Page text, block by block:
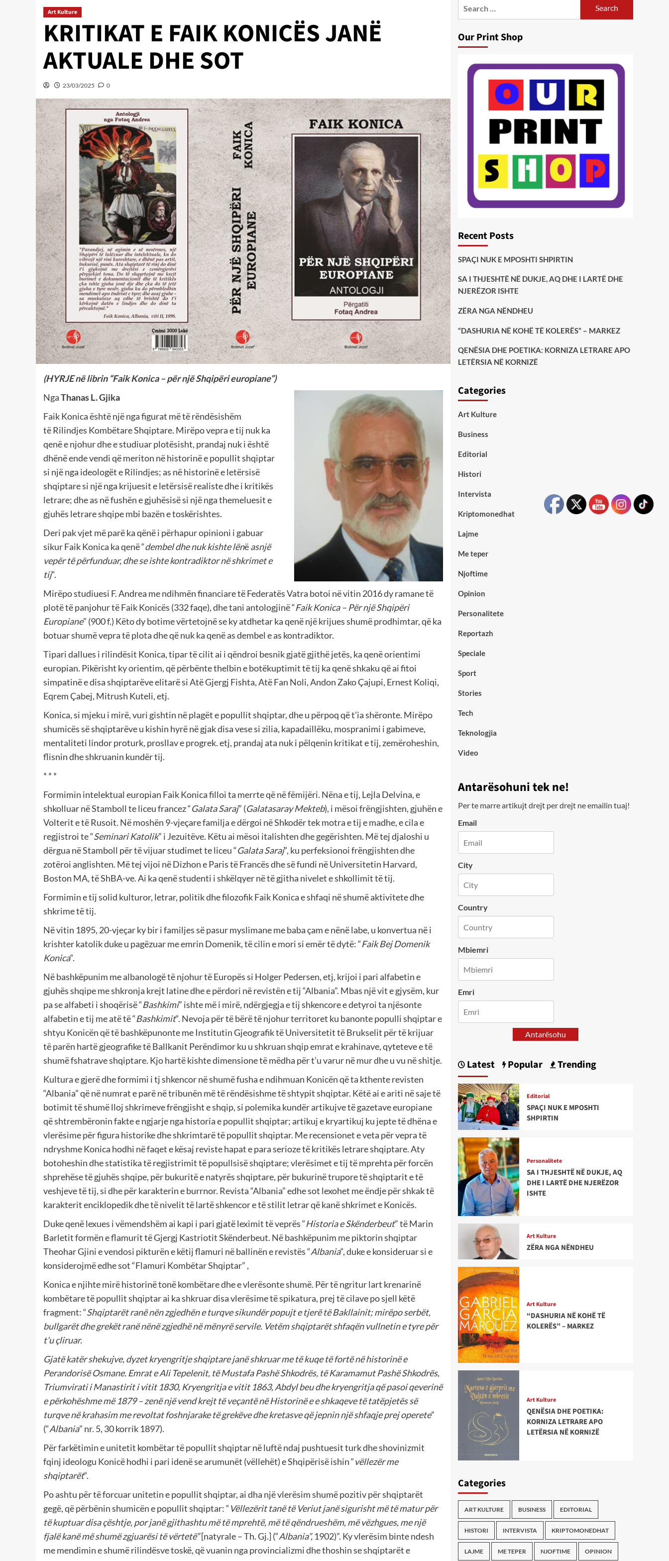
Art Kulture
KRITIKAT E FAIK KONICËS JANË
AKTUALE DHE SOT
23/03/2025 0
(HYRJE në librin “Faik Konica – për një Shqipëri europiane”)
NgaThanas L. Gjika
Faik Konica është një nga figurat më të rëndësishëm
të Rilindjes Kombëtare Shqiptare. Mirëpo vepra e tij nuk ka
qenë e njohur dhe e studiuar plotësisht, prandaj nuk i është
dhënë ende vendi që meriton në historinë e popullit shqiptar
si një nga ideologët e Rilindjes; as në historinë e letërsisë
shqiptare si një nga krijuesit e letërsisë realiste dhe i kritikës
letrare; dhe as në fushën e gjuhësisë si një nga themeluesit e
gjuhës letrare shqipe mbi bazën e toskërishtes.
Deri pak vjet më parë ka qënë i përhapur opinioni i gabuar
sikur Faik Konica ka qenë “dembel dhe nuk kishte lënëasnjë
vepër të përfunduar, dhe se ishte kontradiktor në shkrimet e
tij“.
Mirëpo studiuesi F. Andrea me ndihmën financiare të Federatës Vatra botoi në vitin 2016 dy ramane të
plotë të panjohur të Faik Konicës (332 faqe), dhe tani antologjinë “Faik Konica – Për një Shqipëri
Europiane” (900 f.) Këto dy botime vërtetojnë se ky atdhetar ka qenë një krijues shumë prodhimtar, që ka
botuar shumë vepra të plota dhe që nuk ka qenë as dembel e as kontradiktor.
Tipari dallues i rilindësit Konica, tipar të cilit ai i qëndroi besnik gjatë gjithë jetës, ka qenë orientimi
europian. Pikërisht ky orientim, që përbënte thelbin e botëkuptimit të tij ka qenë shkaku që ai fitoi
simpatinë e disa shqiptarëve elitarë si Atë Gjergj Fishta, Atë Fan Noli, Andon Zako Çajupi, Ernest Koliqi,
Eqrem Çabej, Mitrush Kuteli, etj.
Konica, si mjeku i mirë, vuri gishtin në plagët e popullit shqiptar, dhe u përpoq që t’ia shëronte. Mirëpo
shumicës së shqiptarëve u kishin hyrë në gjak disa vese si zilia, kapadaillëku, mospranimi i gabimeve,
mentaliteti lindor proturk, prosllav e progrek. etj, prandaj ata nuk i pëlqenin kritikat e tij, zemëroheshin,
flisnin dhe shkruanin kundër tij.
* * *
Formimin intelektual europian Faik Konica filloi ta merrte që në fëmijëri. Nëna e tij, Lejla Delvina, e
shkolluar në Stamboll te liceu francez “Galata Saraj” (Galatasaray Mekteb), i mësoi frëngjishten, gjuhën e
Volterit e të Rusoit. Në moshën 9-vjeçare familja e dërgoi në Shkodër tek motra e tij e madhe, e cila e
regjistroi te “Seminari Katolik” i Jezuitëve. Këtu ai mësoi italishten dhe gegërishten. Më tej djaloshi u
dërgua në Stamboll për të vijuar studimet te liceu “Galata Saraj“, ku perfeksionoi frëngjishten dhe
zotëroi anglishten. Më tej vijoi në Dizhon e Paris të Francës dhe së fundi në Universitetin Harvard,
Boston MA, të ShBA-ve. Ai ka qenë studenti i shkëlqyer në të gjitha nivelet e shkollimit të tij.
Formimin e tij solid kulturor, letrar, politik dhe filozofik Faik Konica e shfaqi në shumë aktivitete dhe
shkrime të tij.
Në vitin 1895, 20-vjeçar ky bir i familjes së pasur myslimane me baba çam e nënë labe, u konvertua në i
krishter katolik duke u pagëzuar me emrin Domenik, të cilin e mori si emër të dytë: “Faik Bej Domenik
Konica“.
Në bashkëpunim me albanologë të njohur të Europës si Holger Pedersen, etj, krijoi i pari alfabetin e
gjuhës shqipe me shkronja krejt latine dhe e përdori në revistën e tij “Albania”. Mbas një vit e gjysëm, kur
pa se alfabeti i shoqërisë “Bashkimi” ishte më i mirë, ndërgjegja e tij shkencore e detyroi ta njësonte
alfabetin e tij me atë të “Bashkimit“. Nevoja për të bërë të njohur territoret ku banonte populli shqiptar e
shtyu Konicën që të bashkëpunonte me Institutin Gjeografik të Universitetit të Brukselit për të krijuar
të parën hartë gjeografike të Ballkanit Perëndimor ku u shkruan shqip emrat e krahinave, qyteteve e të
shumë fshatrave shqiptare. Kjo hartë kishte dimensione të mëdha për t’u varur në mur dhe u vu në shitje.
Kultura e gjerë dhe formimi i tj shkencor në shumë fusha e ndihmuan Konicën që ta kthente revisten
“Albania” që në numrat e parë në tribunën më të rëndësishme të shtypit shqiptar. Këtë ai e ariti në saje të
botimit të shumë lloj shkrimeve frëngjisht e shqip, si polemika kundër artikujve të gazetave europiane
që shtrembëronin fakte e ngjarje nga historia e popullit shqiptar; artikuj e kryartikuj ku jepte të dhëna e
vlerësime për figura historike dhe shkrimtarë të popullit shqiptar. Me recensionet e veta për vepra të
ndryshme Konica hodhi në faqet e kësaj reviste hapat e para serioze të kritikës letrare shqiptare. Aty
botoheshin dhe statistika të regjistrimit të popullsisë shqiptare; vlerësimet e tij të mprehta për forcën
shprehëse të gjuhës shqipe, për bukuritë e natyrës shqiptare, për bukurinë trupore të shqiptarit e të
veshjeve të tij, si dhe për karakterin e burrnor. Revista “Albania” edhe sot lexohet me ëndje për shkak të
karakterit enciklopedik dhe të nivelit të lartë shkencor e të stilit letrar që kanë shkrimet e Konicës.
Duke qenë lexues i vëmendshëm ai kapi i pari gjatë leximit të veprës “Historia e Skënderbeut” të Marin
Barletit formën e flamurit të Gjergj Kastriotit Skënderbeut. Në bashkëpunim me piktorin shqiptar
Theohar Gjini e vendosi pikturën e këtij flamuri në ballinën e revistës “Albania“, duke e konsideruar si e
konsiderojmë edhe sot “Flamuri Kombëtar Shqiptar” ,
Konica e njihte mirë historinë tonë kombëtare dhe e vlerësonte shumë. Për të ngritur lart krenarinë
kombëtare të popullit shqiptar ai ka shkruar disa vlerësime të spikatura, prej të cilave po sjell këtë
fragment: “Shqiptarët ranë nën zgjedhën e turqve sikundër popujt e tjerë të Bakllainit; mirëpo serbët,
bullgarët dhe grekët ranë nënë zgjedhë në mënyrë servile. Vetëm shqiptarët shfaqën vullnetin e tyre për
t’uçliruar.
Gjatë katër shekujve, dyzet kryengritjeshqiptare janë shkruar me të kuqe të fortë në historinë e
Perandorisë Osmane. Emrat e Ali Tepelenit, të Mustafa Pashë Shkodrës, të Karamamut Pashë Shkodrës,
Triumvirati i Manastirit i vitit 1830, Kryengritja e vitit 1863, Abdyl beu dhe kryengritja që pasoi qeverinë
e përkohëshme më 1879 – zenë një vend krejt të veçantë në Historinë e e shkaqeve të tatëpjetës së
turqve në krahasim me revoltat foshnjarake të grekëve dhe kretasve që jepnin një shfaqje prej operete”
(“Albania” nr. 5, 30 korrik 1897).
Për farkëtimin e unitetit kombëtar të popullit shqiptar në luftë ndaj pushtuesit turk dhe shovinizmit
fqinj ideologu Konicë hodhi i pari idenë se arumunët (vëllehët) e Shqipërisë ishin “vëllezër me
shqiptarët“.
Po ashtu për të forcuar unitetin e popullit shqiptar, ai dha një vlerësim shumë pozitiv për shqiptarët
gegë, që përbënin shumicën e popullit shqiptar: “Vëllezërit tanë të Veriut janë sigurisht më të matur për
të kuptuar disaçështje, por janëgjithashtu më të mprehtë, më të qëndrueshëm, më vëzhgues, me një
fjalë kanë më shumë zgjuarësi të vërtetë”[natyrale – Th. Gj.] (“Albania”, 1902)”. Ky vlerësim binte ndesh
me mendimin e shumë rilindësve toskë, që vuanin nga provincializmi dhe thoshin se shqiptarët e
Our Print Shop
Recent Posts
SPAÇI NUK E MPOSHTI SHPIRTIN
SA I THJESHTË NË DUKJE, AQ DHE I LARTË DHE
NJERËZOR ISHTE
ZËRA NGA NËNDHEU
“DASHURIA NË KOHË TË KOLERËS” – MARKEZ
QENËSIA DHE POETIKA: KORNIZA LETRARE APO
LETËRSIA NË KORNIZË
Categories
Art Kulture
Business
Editorial
Histori
Intervista
Kriptomonedhat
Lajme
Me teper
Njoftime
Opinion
Personalitete
Reportazh
Speciale
Sport
Stories
Tech
Teknologjia
Video
Antarësohuni tek ne!
Per te marre artikujt drejt per drejt ne emailin tuaj!
Email
City
Country
Mbiemri
Emri
Antarësohu
Latest Popular Trending
Editorial
SPAÇI NUK E MPOSHTI
SHPIRTIN
Personalitete
SA I THJESHTË NË DUKJE, AQ
DHE I LARTË DHE NJERËZOR
ISHTE
Art Kulture
ZËRA NGA NËNDHEU
Art Kulture
“DASHURIA NË KOHË TË
KOLERËS” – MARKEZ
Art Kulture
QENËSIA DHE POETIKA:
KORNIZA LETRARE APO
LETËRSIA NË KORNIZË
Categories
ART KULTURE BUSINESS EDITORIAL
HISTORI INTERVISTA KRIPTOMONEDHAT
LAJME ME TEPER NJOFTIME OPINION